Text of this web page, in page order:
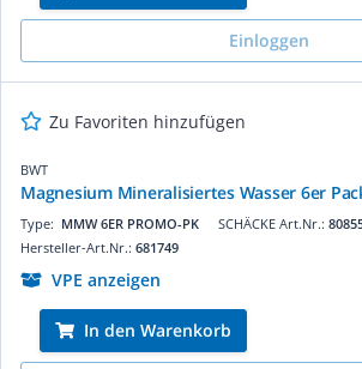
Einloggen
Zu Favoriten hinzufügen
BWT
Magnesium Mineralisiertes Wasser 6er
SCHÄCKE Art.Nr.:
Type: MMW 6ER PROMO-PK
Hersteller-Art.Nr.: 681749
VPE anzeigen
In den Warenkorb